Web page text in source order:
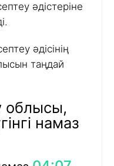
әдістеріне
әдісінің
таңдай
облысы,
намаз